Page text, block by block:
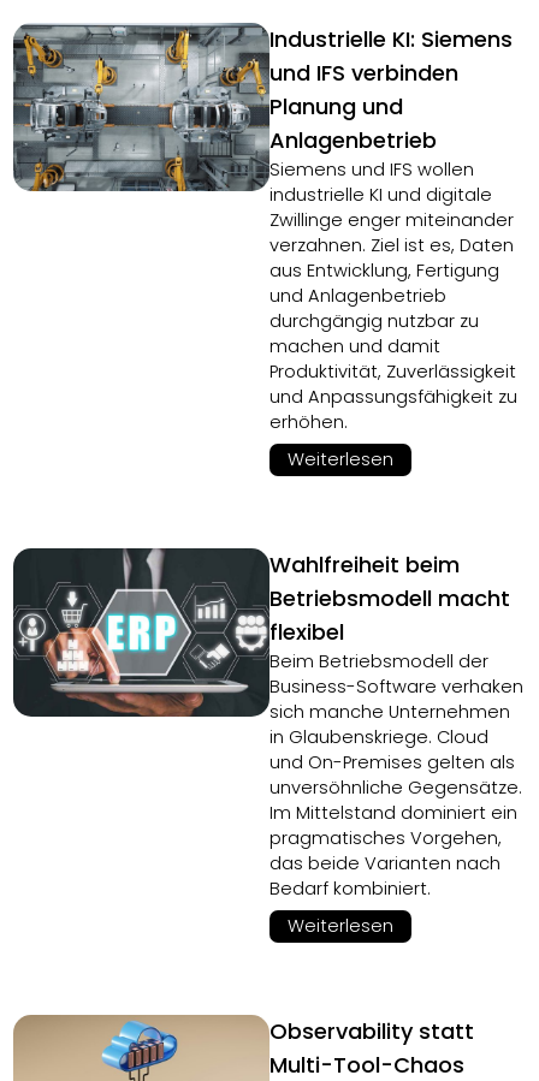
Industrielle KI: Siemens
und IFS verbinden
Planung und
Anlagenbetrieb
Siemens und IFS wollen
industrielle KI und digitale
Zwillinge enger miteinander
verzahnen. Ziel ist es, Daten
aus Entwicklung, Fertigung
und Anlagenbetrieb
durchgängig nutzbar zu
machen und damit
Produktivität, Zuverlässigkeit
und Anpassungsfähigkeit zu
erhöhen.
Weiterlesen
Wahlfreiheit beim
Betriebsmodell macht
flexibel
Beim Betriebsmodell der
Business-Software verhaken
sich manche Unternehmen
in Glaubenskriege. Cloud
und On-Premises gelten als
unversöhnliche Gegensätze.
Im Mittelstand dominiert ein
pragmatisches Vorgehen,
das beide Varianten nach
Bedarf kombiniert.
Weiterlesen
Observability statt
Multi-Tool-Chaos